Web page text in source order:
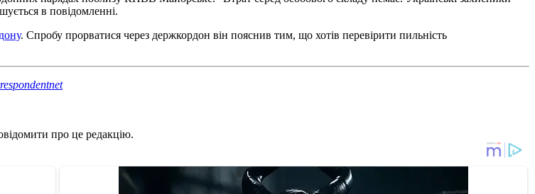
в повідомленні.
. Спробу прорватися через держкордон він пояснив тим, що хотів перевірити пильність
про це редакцію.